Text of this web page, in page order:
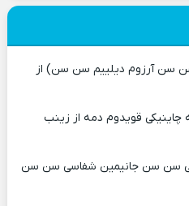
سن سن آرزوم دیلییم سن سن) از
قویدوم دمه از زینب
سن سن جانیمین شفاسی سن سن